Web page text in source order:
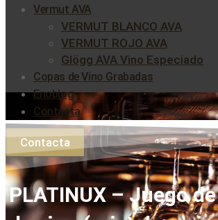
Vermut AVA
VERMUT BLANCO AVA
VERMUT ROJO AVA
Glögg AVA Vino Especiado
Copas de Vino Grabadas
Enoblog
Contacta
Contacta
PLATINUX – Juego